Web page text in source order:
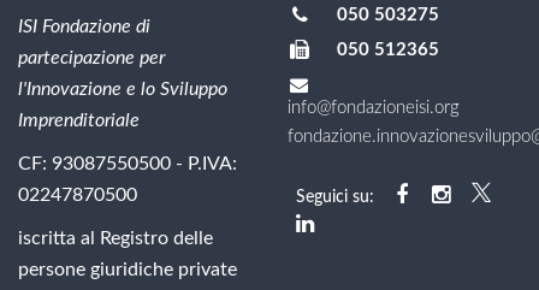
ISI Fondazione di
partecipazione per
l'Innovazione e lo Sviluppo
Imprenditoriale
CF: 93087550500 - P.IVA:
02247870500
iscritta al Registro delle
persone giuridiche private
050 503275
050 512365
info@fondazioneisi.org
Seguici su: